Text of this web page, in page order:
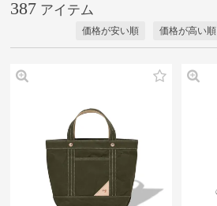
価格が安い順 価格が高い順
387